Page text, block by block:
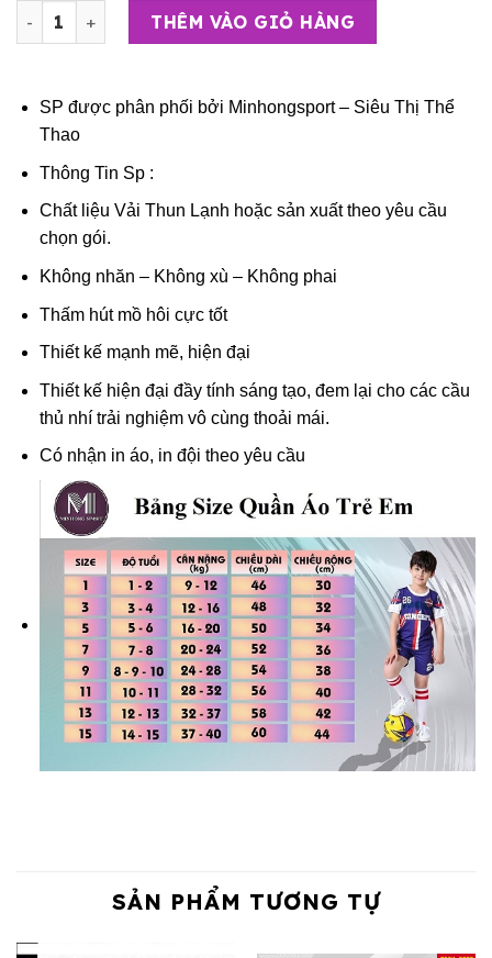
Bộ Quần Áo Bóng Đá Trẻ Em – Đội Tuyển Bồ Đào Nha (
THÊM VÀO GIỎ HÀNG
SP được phân phối bởi Minhongsport – Siêu Thị Thể
Thao
Thông Tin Sp :
Chất liệu Vải Thun Lạnh hoặc sản xuất theo yêu cầu
chọn gói.
Không nhăn – Không xù – Không phai
Thấm hút mồ hôi cực tốt
Thiết kế mạnh mẽ, hiện đại
Thiết kế hiện đại đầy tính sáng tạo, đem lại cho các cầu
thủ nhí trải nghiệm vô cùng thoải mái.
Có nhận in áo, in đội theo yêu cầu
SẢN PHẨM TƯƠNG TỰ